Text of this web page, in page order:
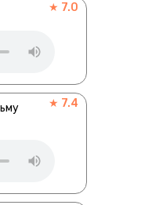
★ 7.0
★ 7.4